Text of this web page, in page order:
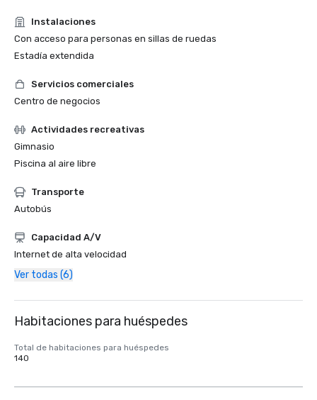
Instalaciones
Con acceso para personas en sillas de ruedas
Estadía extendida
Servicios comerciales
Centro de negocios
Actividades recreativas
Gimnasio
Piscina al aire libre
Transporte
Autobús
Capacidad A/V
Internet de alta velocidad
Ver todas (6)
Habitaciones para huéspedes
Total de habitaciones para huéspedes
140